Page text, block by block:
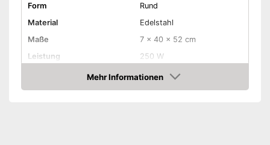
Form
Rund
Material
Edelstahl
Maße
7 x 40 x 52 cm
Leistung
250 W
Temperatur maximal
95 °C
Mehr Informationen
Amazon